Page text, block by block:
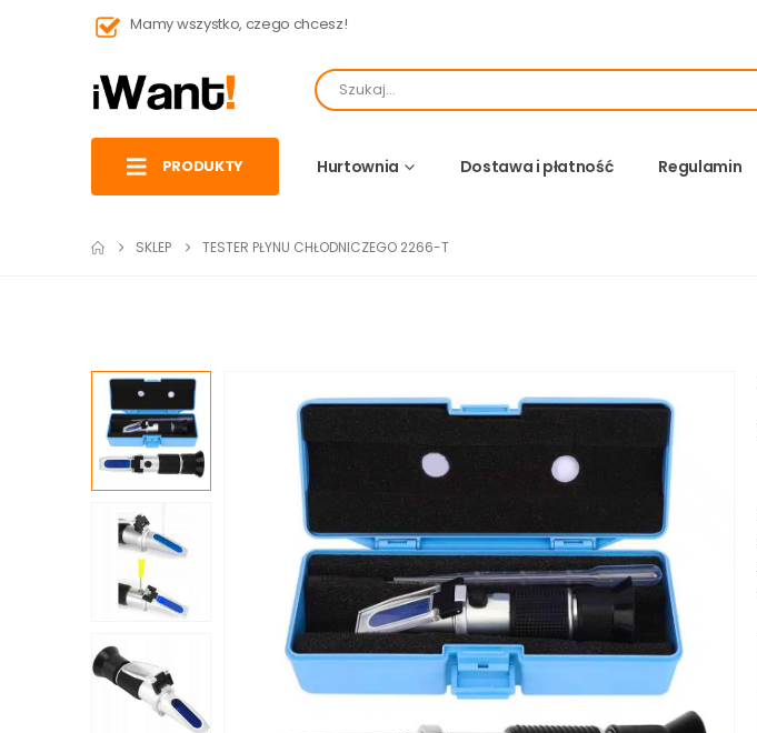
Mamy wszystko, czego chcesz!
PRODUKTY Hurtownia Dostawa i płatność Regulamin
SKLEP TESTER PŁYNU CHŁODNICZEGO 2266-T